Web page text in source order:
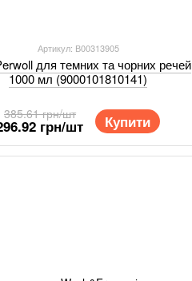
Артикул: В00313905
для темних та чорних речей
1000 мл (9000101810141)
385.61 грн/шт
грн/шт Купити